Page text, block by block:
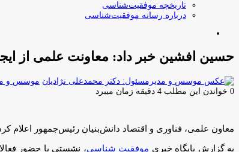
تاریخچه موفقیت‌شناسی
درباره رسانه موفقیت‌شناسی
حسین افشین خبر داد: معاونت علمی از
موسس و
0 خواندن این مطلب 4 دقیقه زمان میبرد
معاون علمی، فناوری و اقتصاد دانش‌بنیان رئیس‌جمهور
به گزارش پایگاه خبری موفقیت شناسی، نشستی با حضور